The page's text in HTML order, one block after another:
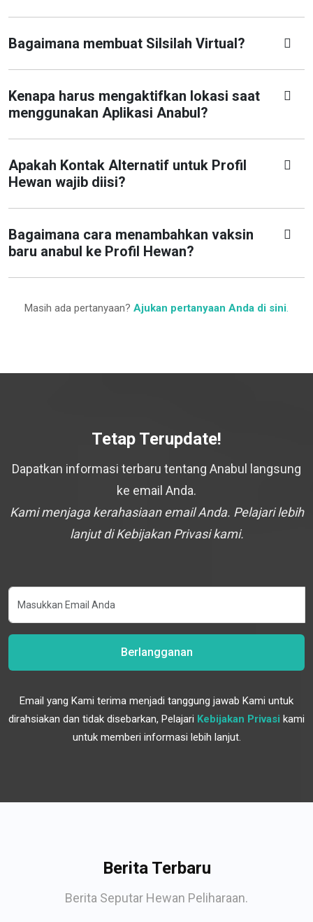
Bagaimana membuat Silsilah Virtual?
Kenapa harus mengaktifkan lokasi saat
menggunakan Aplikasi Anabul?
Apakah Kontak Alternatif untuk Profil
Hewan wajib diisi?
Bagaimana cara menambahkan vaksin
baru anabul ke Profil Hewan?
Masih ada pertanyaan? Ajukan pertanyaan Anda di sini.
Tetap Terupdate!
Dapatkan informasi terbaru tentang Anabul langsung
ke email Anda.
Kami menjaga kerahasiaan email Anda. Pelajari lebih
lanjut di Kebijakan Privasi kami.
Berlangganan
Email yang Kami terima menjadi tanggung jawab Kami untuk
dirahsiakan dan tidak disebarkan, Pelajari Kebijakan Privasi kami
untuk memberi informasi lebih lanjut.
Berita Terbaru
Berita Seputar Hewan Peliharaan.